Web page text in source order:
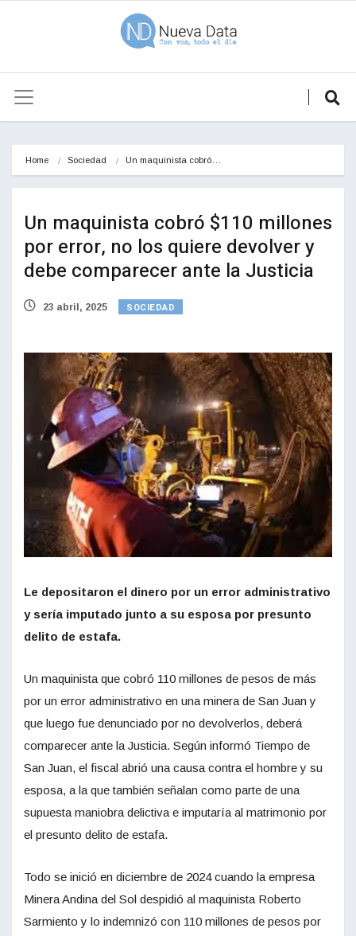
Home Sociedad Un maquinista cobró…
Un maquinista cobró $110 millones
por error, no los quiere devolver y
debe comparecer ante la Justicia
23 abril, 2025 SOCIEDAD
Le depositaron el dinero por un error administrativo
y sería imputado junto a su esposa por presunto
delito de estafa.
Un maquinista que cobró 110 millones de pesos de más
por un error administrativo en una minera de San Juan y
que luego fue denunciado por no devolverlos, deberá
comparecer ante la Justicia. Según informó Tiempo de
San Juan, el fiscal abrió una causa contra el hombre y su
esposa, a la que también señalan como parte de una
supuesta maniobra delictiva e imputaría al matrimonio por
el presunto delito de estafa.
Todo se inició en diciembre de 2024 cuando la empresa
Minera Andina del Sol despidió al maquinista Roberto
Sarmiento y lo indemnizó con 110 millones de pesos por